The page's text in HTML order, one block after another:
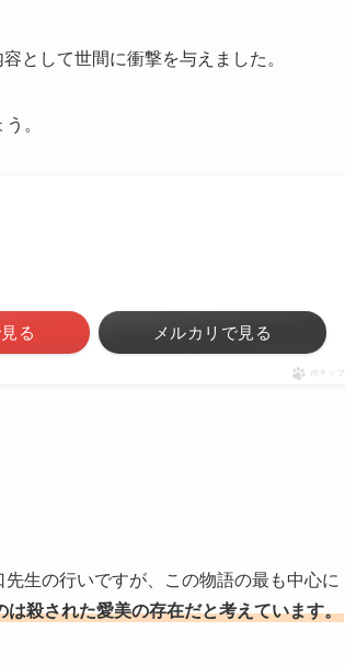
として世間に衝撃を与えました。
。
る メルカリで見る
ポチップ
生の行いですが、この物語の最も中心に
は殺された愛美の存在だと考えています。